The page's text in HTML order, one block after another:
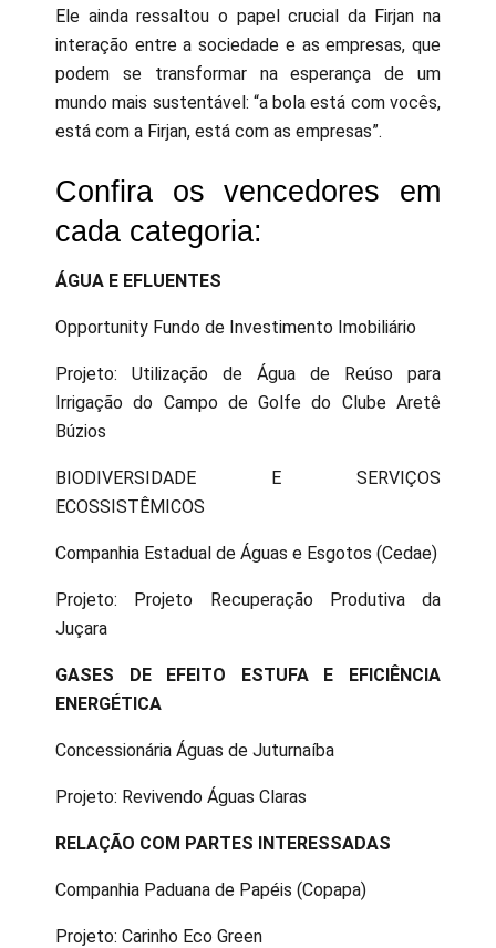
Ele ainda ressaltou o papel crucial da Firjan na
interação entre a sociedade e as empresas, que
podem se transformar na esperança de um
mundo mais sustentável: “a bola está com vocês,
está com a Firjan, está com as empresas”.
Confira os vencedores em
cada categoria:
ÁGUA E EFLUENTES
Opportunity Fundo de Investimento Imobiliário
Projeto: Utilização de Água de Reúso para
Irrigação do Campo de Golfe do Clube Aretê
Búzios
BIODIVERSIDADE E SERVIÇOS
ECOSSISTÊMICOS
Companhia Estadual de Águas e Esgotos (Cedae)
Projeto: Projeto Recuperação Produtiva da
Juçara
GASES DE EFEITO ESTUFA E EFICIÊNCIA
ENERGÉTICA
Concessionária Águas de Juturnaíba
Projeto: Revivendo Águas Claras
RELAÇÃO COM PARTES INTERESSADAS
Companhia Paduana de Papéis (Copapa)
Projeto: Carinho Eco Green